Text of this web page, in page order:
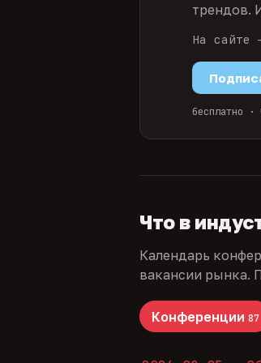
трендов.
На сайте
бесплатно
Что в
Календарь
вакансии рынка.
Конференции 87